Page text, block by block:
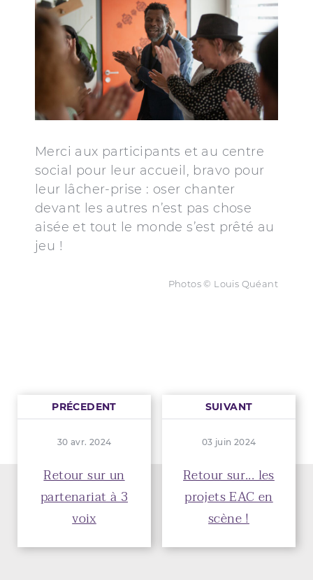
Merci aux participants et au centre
social pour leur accueil, bravo pour
leur lâcher-prise : oser chanter
devant les autres n’est pas chose
aisée et tout le monde s’est prêté au
jeu !
Photos © Louis Quéant
PRÉCEDENT
30 avr. 2024
Retour sur un
partenariat à 3
voix
SUIVANT
03 juin 2024
Retour sur... les
projets EAC en
scène !